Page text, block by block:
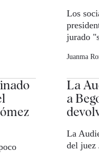
Los
jurado
Juanma
La
a
La
del juez